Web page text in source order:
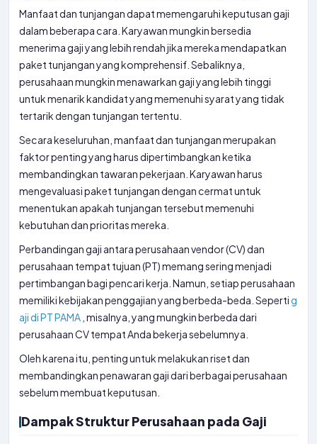
Manfaat dan tunjangan dapat memengaruhi keputusan gaji
dalam beberapa cara. Karyawan mungkin bersedia
menerima gaji yang lebih rendah jika mereka mendapatkan
paket tunjangan yang komprehensif. Sebaliknya,
perusahaan mungkin menawarkan gaji yang lebih tinggi
untuk menarik kandidat yang memenuhi syarat yang tidak
tertarik dengan tunjangan tertentu.
Secara keseluruhan, manfaat dan tunjangan merupakan
faktor penting yang harus dipertimbangkan ketika
membandingkan tawaran pekerjaan. Karyawan harus
mengevaluasi paket tunjangan dengan cermat untuk
menentukan apakah tunjangan tersebut memenuhi
kebutuhan dan prioritas mereka.
Perbandingan gaji antara perusahaan vendor (CV) dan
perusahaan tempat tujuan (PT) memang sering menjadi
pertimbangan bagi pencari kerja. Namun, setiap perusahaan
memiliki kebijakan penggajian yang berbeda-beda. Seperti g
aji di PT PAMA , misalnya, yang mungkin berbeda dari
perusahaan CV tempat Anda bekerja sebelumnya.
Oleh karena itu, penting untuk melakukan riset dan
membandingkan penawaran gaji dari berbagai perusahaan
sebelum membuat keputusan.
Dampak Struktur Perusahaan pada Gaji